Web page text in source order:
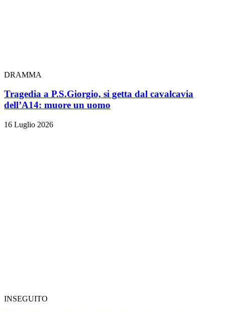
DRAMMA
Tragedia a P.S.Giorgio, si getta dal cavalcavia
dell’A14: muore un uomo
16 Luglio 2026
INSEGUITO